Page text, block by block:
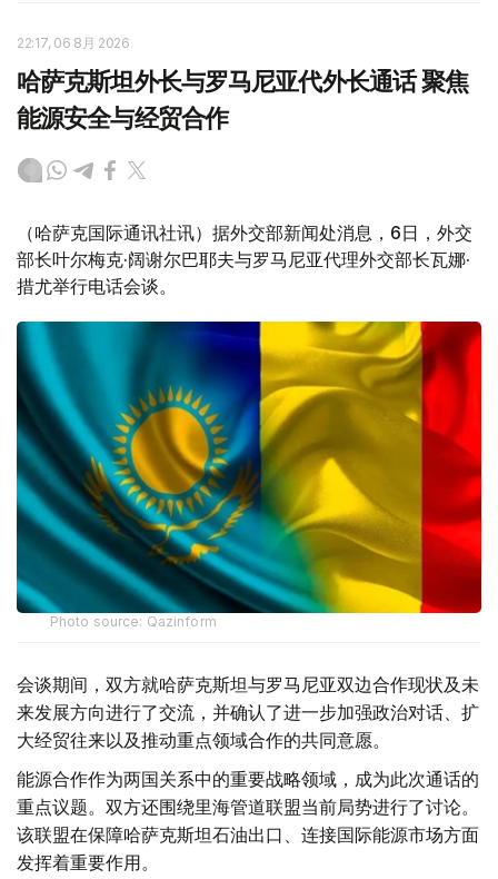
22:17, 06 8月 2026
哈萨克斯坦外长与罗马尼亚代外长通话 聚焦
能源安全与经贸合作
（哈萨克国际通讯社讯）据外交部新闻处消息，6日，外交
部长叶尔梅克·阔谢尔巴耶夫与罗马尼亚代理外交部长瓦娜·
措尤举行电话会谈。
Photo source: Qazinform
会谈期间，双方就哈萨克斯坦与罗马尼亚双边合作现状及未
来发展方向进行了交流，并确认了进一步加强政治对话、扩
大经贸往来以及推动重点领域合作的共同意愿。
能源合作作为两国关系中的重要战略领域，成为此次通话的
重点议题。双方还围绕里海管道联盟当前局势进行了讨论。
该联盟在保障哈萨克斯坦石油出口、连接国际能源市场方面
发挥着重要作用。